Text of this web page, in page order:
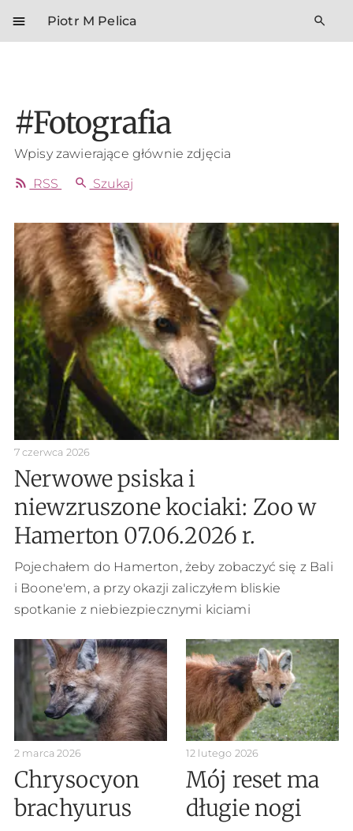
menu Piotr M Pelica search
#Fotografia
Wpisy zawierające głównie zdjęcia
rss_feed RSS search Szukaj
7 czerwca 2026
Nerwowe psiska i
niewzruszone kociaki: Zoo w
Hamerton 07.06.2026 r.
Pojechałem do Hamerton, żeby zobaczyć się z Bali
i Boone'em, a przy okazji zaliczyłem bliskie
spotkanie z niebiezpiecznymi kiciami
2 marca 2026
Chrysocyon
brachyurus
12 lutego 2026
Mój reset ma
długie nogi